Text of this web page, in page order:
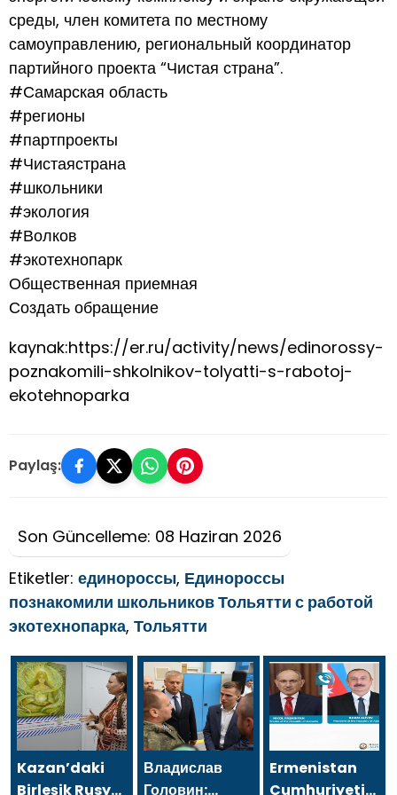
среды, член комитета по местному
самоуправлению, региональный координатор
партийного проекта “Чистая страна”.
#Самарская область
#регионы
#партпроекты
#Чистаястрана
#школьники
#экология
#Волков
#экотехнопарк
Общественная приемная
Создать обращение
kaynak:https://er.ru/activity/news/edinorossy-
poznakomili-shkolnikov-tolyatti-s-rabotoj-
ekotehnoparka
Paylaş:
Son Güncelleme: 08 Haziran 2026
Etiketler: единороссы, Единороссы
познакомили школьников Тольятти с работой
экотехнопарка, Тольятти
Kazan’daki
Birleşik Rusya
Владислав
Головин:
Ermenistan
Cumhuriyeti